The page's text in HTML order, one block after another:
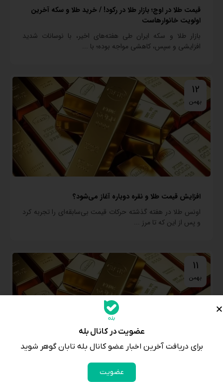
قیمت طلا در اوج؛ بازار طلا در رکود! / خرید طلا و سکه آخرین
اولویت خانوارهاست
بازار طلا و سکه ایران طی هفته‌های اخیر، با نوسانات شدید
افزایشی و سپس، کاهشی مواجه بوده؛ با ...
12
بهمن
افزایش قیمت طلا و نقره دوباره آغاز می‌شود؟
اونس طلا در هفته گذشته حرکات قیمت بی‌سابقه‌ای را تجربه کرد
و پس از این که تا مرز ...
11
بهمن
افت کم‌سابقه طلا؛ آغاز یک روند نزولی یا شوک مقطعی؟
عضویت در کانال بله
برای دریافت آخرین اخبار عضو کانال بله تابان گوهر شوید
عضویت